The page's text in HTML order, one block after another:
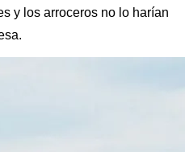
y los arroceros no lo harían